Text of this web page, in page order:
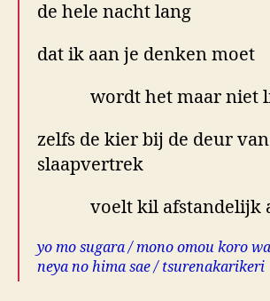
de hele nacht lang
dat ik aan je denken moet
wordt het maar niet
zelfs de kier bij de deur
slaapvertrek
voelt kil afstandelijk
yo mo sugara / mono omou koro
neya no hima sae / tsurenakarikeri